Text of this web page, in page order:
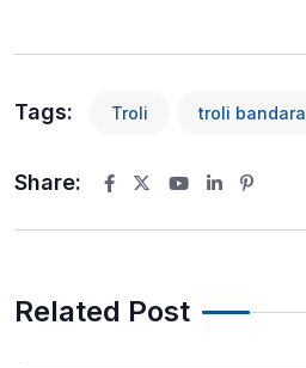
Tags: Troli troli bandara
Share:
Youtube
LinkedIn
Related Post